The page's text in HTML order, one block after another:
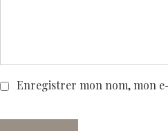
Enregistrer mon nom, mon